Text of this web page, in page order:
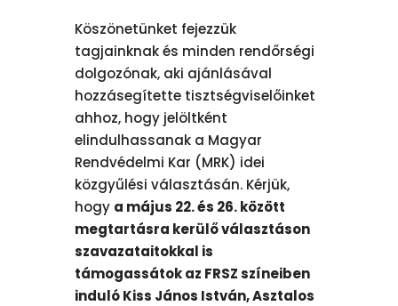
Köszönetünket fejezzük
tagjainknak és minden rendőrségi
dolgozónak, aki ajánlásával
hozzásegítette tisztségviselőinket
ahhoz, hogy jelöltként
elindulhassanak a Magyar
Rendvédelmi Kar (MRK) idei
közgyűlési választásán. Kérjük,
hogy a május 22. és 26. között
megtartásra kerülő választáson
szavazataitokkal is
támogassátok az FRSZ színeiben
induló Kiss János István, Asztalos